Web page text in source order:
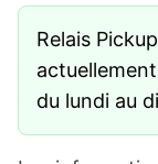
Relais
actuellement
du lundi au